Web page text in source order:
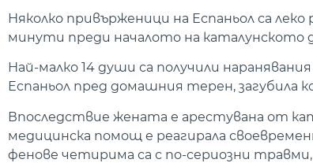
Няколко привърженици на Еспаньол са
минути преди началото на каталунското
Най-малко 14 души са получили
Еспаньол пред домашния терен, загубила
Впоследствие жената е арестувана от
медицинска помощ е реагирала
фенове четирима са с по-сериозни